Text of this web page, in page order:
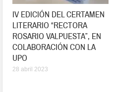
IV EDICIÓN DEL CERTAMEN
LITERARIO “RECTORA
ROSARIO VALPUESTA”, EN
COLABORACIÓN CON LA
UPO
28 abril 2023